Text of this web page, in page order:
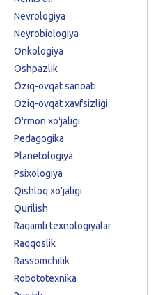
Nevrologiya
Neyrobiologiya
Onkologiya
Oshpazlik
Oziq-ovqat sanoati
Oziq-ovqat xavfsizligi
Oʻrmon xoʻjaligi
Pedagogika
Planetologiya
Psixologiya
Qishloq xo'jaligi
Qurilish
Raqamli texnologiyalar
Raqqoslik
Rassomchilik
Robototexnika